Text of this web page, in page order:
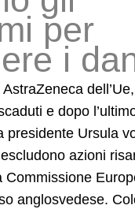
per
i
e dopo
presidente Ursula
azioni
Commissione
anglosvedese.